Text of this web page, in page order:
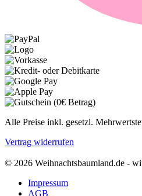
Alle Preise inkl. gesetzl.
Vertrag widerrufen
© 2026 Weihnachtsbaumland.de -
Impressum
AGB